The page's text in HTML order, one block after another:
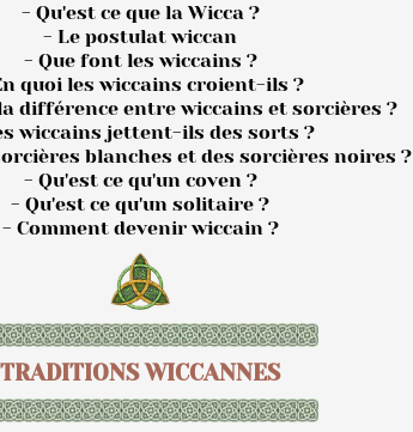
- Qu'est ce que la Wicca ?
- Le postulat wiccan
- Que font les wiccains ?
quoi les wiccains croient-ils ?
différence entre wiccains et sorcières ?
wiccains jettent-ils des sorts ?
blanches et des sorcières noires ?
- Qu'est ce qu'un coven ?
- Qu'est ce qu'un solitaire ?
- Comment devenir wiccain ?
TRADITIONS WICCANNES